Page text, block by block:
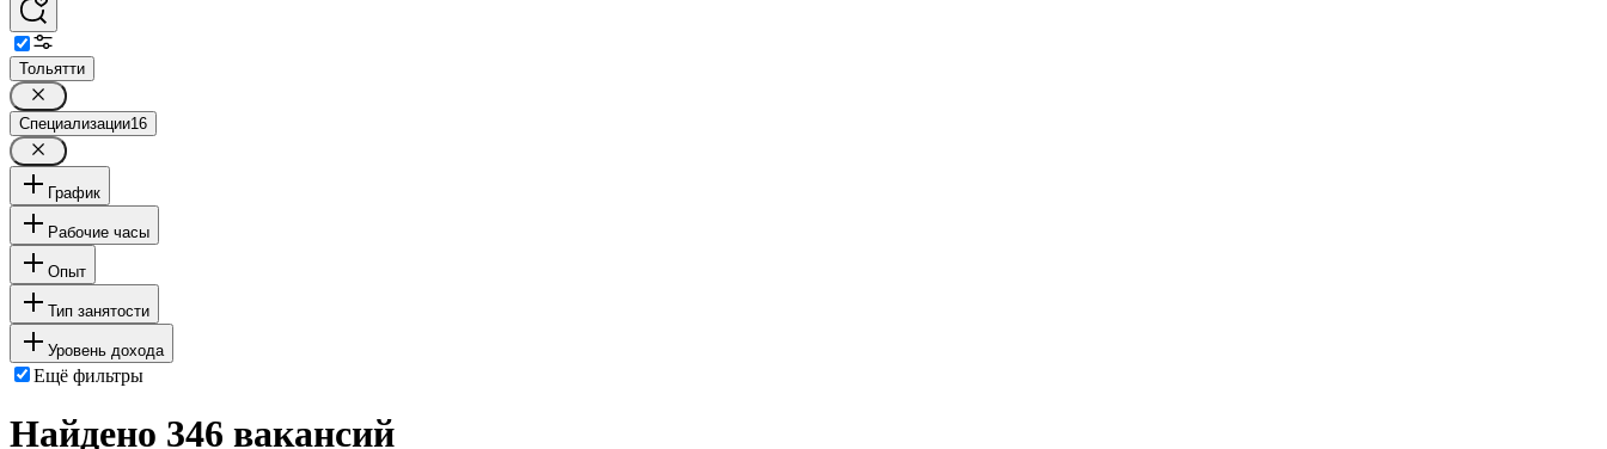
Тольятти
Специализации16
График
Рабочие часы
Опыт
Тип занятости
Уровень дохода
Ещё фильтры
Найдено 346 вакансий